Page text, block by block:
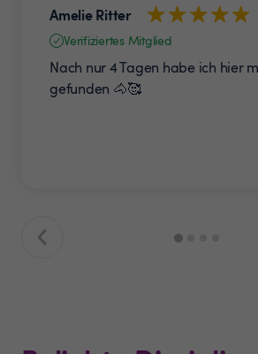
Amelie Ritter
Verifiziertes Mitglied
Nach nur 4 Tagen habe ich hier
gefunden 🐴🥰